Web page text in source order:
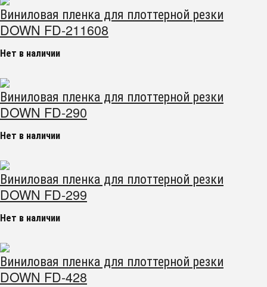
Виниловая пленка для плоттерной резки
DOWN FD-211608
Нет в наличии
Виниловая пленка для плоттерной резки
DOWN FD-290
Нет в наличии
Виниловая пленка для плоттерной резки
DOWN FD-299
Нет в наличии
Виниловая пленка для плоттерной резки
DOWN FD-428